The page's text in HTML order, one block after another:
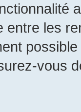
entre les
vous